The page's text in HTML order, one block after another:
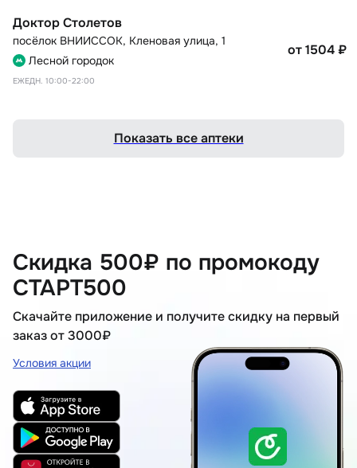
Доктор Столетов
посёлок ВНИИССОК, Кленовая улица, 1
Лесной городок
ЕЖЕДН. 10:00-22:00
от 1504₽
Показать все аптеки
Скидка 500₽ по промокоду
СТАРТ500
Скачайте приложение и получите скидку на первый
заказ от 3000₽
Условия акции